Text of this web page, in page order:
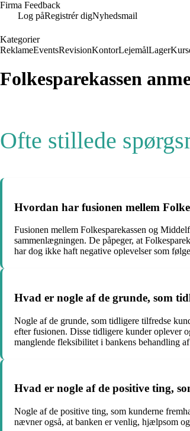
Firma Feedback
Log påRegistrér digNyhedsmail
Kategorier
ReklameEventsRevisionKontorLejemålLager
Folkesparekassen
Ofte stillede
Hvordan har fusionen mellem
Fusionen mellem Folkesparekassen og
sammenlægningen. De påpeger, at
har dog ikke haft negative oplevelser som
Hvad er nogle af de grunde, som
Nogle af de grunde, som tidligere tilfredse
efter fusionen. Disse tidligere kunder oplever
manglende fleksibilitet i bankens behandling
Hvad er nogle af de positive ting,
Nogle af de positive ting, som kunderne
nævner også, at banken er venlig, hjælpsom